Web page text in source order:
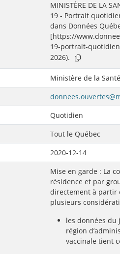
MINISTÈRE DE LA
19 - Portrait
dans Données
[https://
19-portrait-
2026).
Ministère de la
Quotidien
Tout le Québec
2020-12-14
Mise en garde : La
résidence et par
directement à partir
plusieurs
les données du
région
vaccinale tient